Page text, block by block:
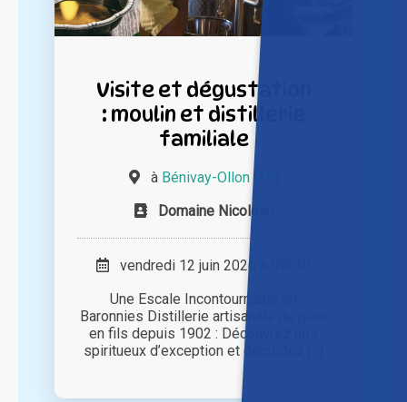
Visite et dégustation
: moulin et distillerie
familiale
à Bénivay-Ollon (26)
Domaine Nicoleau
vendredi 12 juin 2026 à 09h30
Une Escale Incontournable en
Baronnies Distillerie artisanale de père
en fils depuis 1902 : Découvrez nos
spiritueux d’exception et dégustez [...]